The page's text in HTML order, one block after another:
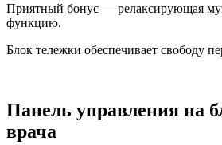
Приятный бонус — релаксирующая
функцию.
Блок тележки обеспечивает свободу
Панель управления на
врача